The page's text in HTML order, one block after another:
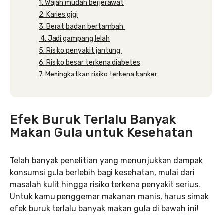
1. Wajah mudah berjerawat
2. Karies gigi
3. Berat badan bertambah
4. Jadi gampang lelah
5. Risiko penyakit jantung
6. Risiko besar terkena diabetes
7. Meningkatkan risiko terkena kanker
Efek Buruk Terlalu Banyak
Makan Gula untuk Kesehatan
Telah banyak penelitian yang menunjukkan dampak
konsumsi gula berlebih bagi kesehatan, mulai dari
masalah kulit hingga risiko terkena penyakit serius.
Untuk kamu penggemar makanan manis, harus simak
efek buruk terlalu banyak makan gula di bawah ini!